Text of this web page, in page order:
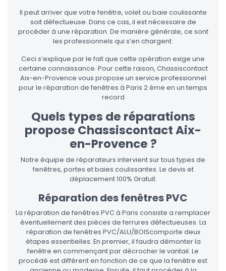
Il peut arriver que votre fenêtre, volet ou baie coulissante
soit défectueuse. Dans ce cas, il est nécessaire de
procéder à une réparation. De manière générale, ce sont
les professionnels qui s’en chargent.
Ceci s’explique par le fait que cette opération exige une
certaine connaissance. Pour cette raison, Chassiscontact
Aix-en-Provence vous propose un service professionnel
pour le réparation de fenêtres à Paris 2 ème en un temps
record
Quels types de réparations
propose Chassiscontact Aix-
en-Provence ?
Notre équipe de réparateurs intervient sur tous types de
fenêtres, portes et baies coulissantes. Le devis et
déplacement 100% Gratuit.
Réparation des fenêtres PVC
La réparation de fenêtres PVC à Paris consiste a remplacer
éventuellement des pièces de ferrures défectueuses. La
réparation de fenêtres PVC/ALU/BOIScomporte deux
étapes essentielles. En premier, il faudra démonter la
fenêtre en commençant par décrocher le vantail. Le
procédé est différent en fonction de ce que la fenêtre est